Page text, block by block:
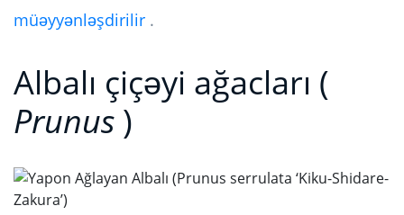
müəyyənləşdirilir .
Albalı çiçəyi ağacları (
Prunus )